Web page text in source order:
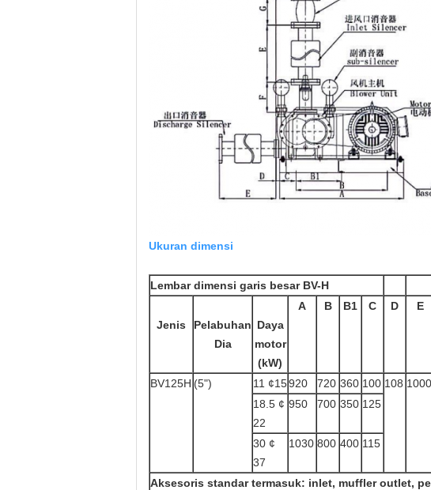
Ukuran dimensi
Lembar dimensi garis besar BV-H
Jenis
Pelabuhan
Dia
Daya
motor
(kW)
A B B1 C D E
BV125H (5") 11 ¢15920 720 360 100 108 1000
18.5 ¢
22
950 700 350 125
30 ¢
37
1030 800 400 115
Aksesoris standar termasuk: inlet, muffler outlet,